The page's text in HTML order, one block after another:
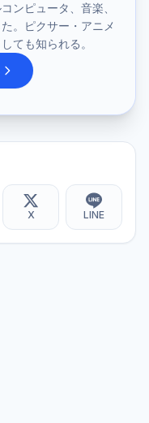
ンピュータ、音楽、
。ピクサー・アニメ
ても知られる。
X LINE